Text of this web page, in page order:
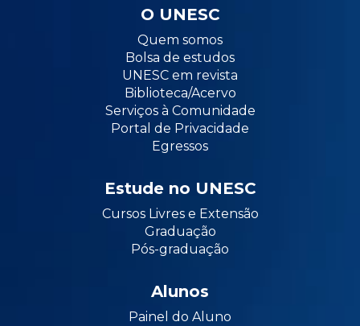
O UNESC
Quem somos
Bolsa de estudos
UNESC em revista
Biblioteca/Acervo
Serviços à Comunidade
Portal de Privacidade
Egressos
Estude no UNESC
Cursos Livres e Extensão
Graduação
Pós-graduação
Alunos
Painel do Aluno